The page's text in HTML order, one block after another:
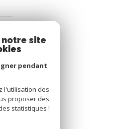
notre site
pendant
l'utilisation des
proposer des
statistiques !